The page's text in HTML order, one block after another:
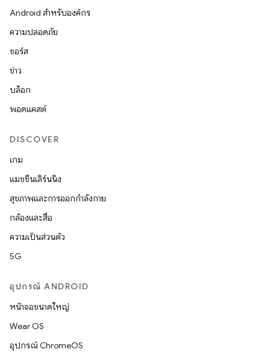
Android สำหรับองค์กร
ความปลอดภัย
ซอร์ส
ข่าว
บล็อก
พอดแคสต์
DISCOVER
เกม
แมชชีนเลิร์นนิง
สุขภาพและการออกกำลังกาย
กล้องและสื่อ
ความเป็นส่วนตัว
5G
อุปกรณ์ ANDROID
หน้าจอขนาดใหญ่
Wear OS
อุปกรณ์ ChromeOS